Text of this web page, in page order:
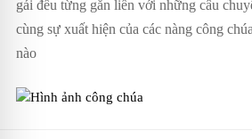
gái đều từng gắn liền với những câu
cùng sự xuất hiện của các nàng công
nào